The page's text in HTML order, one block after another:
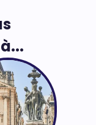
à...